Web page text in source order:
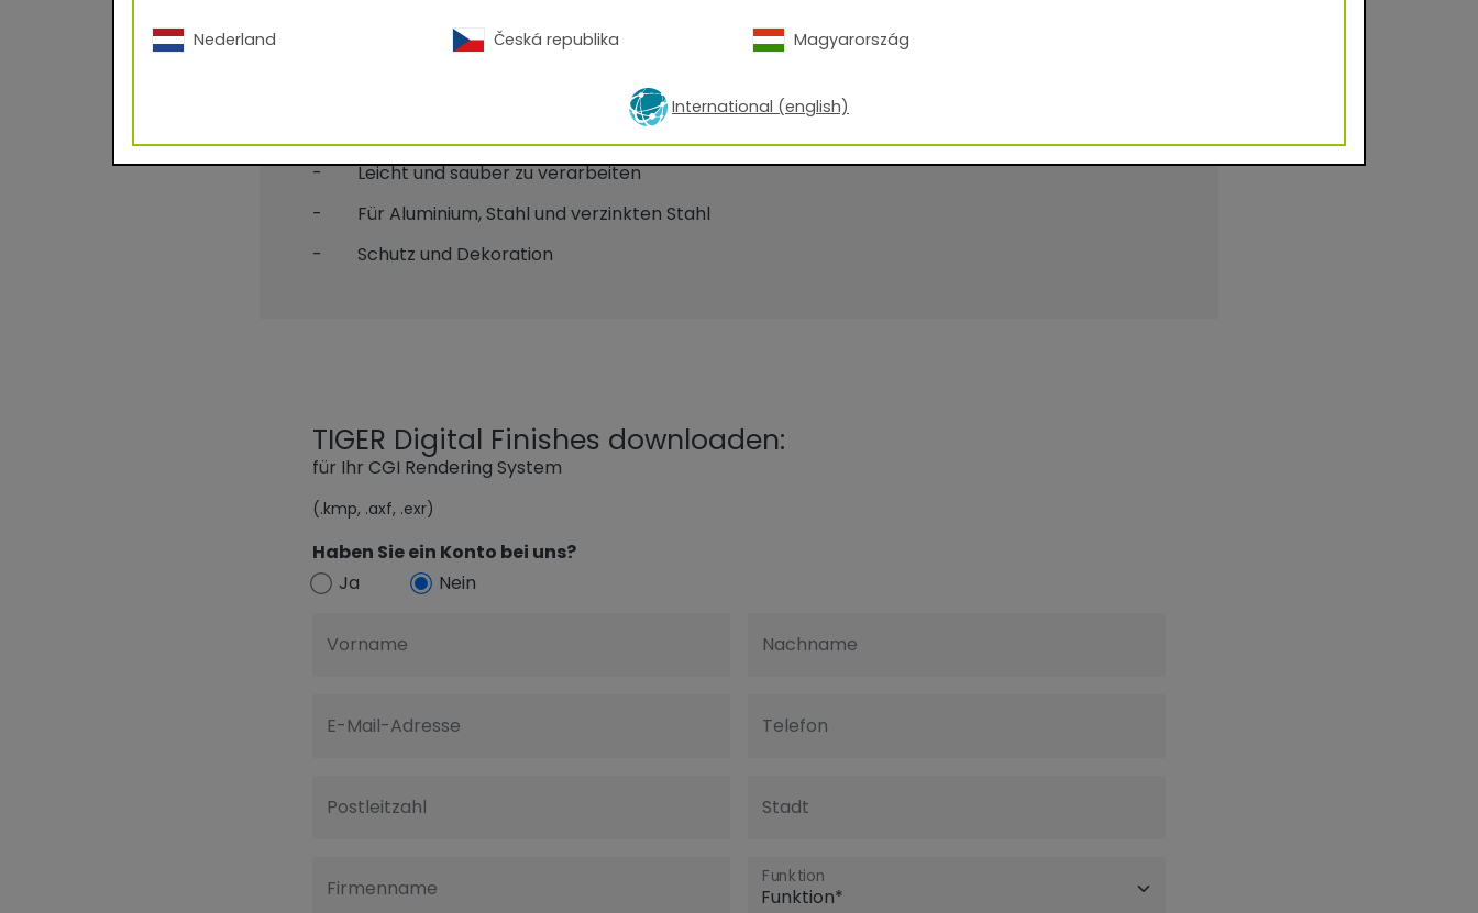
- Seidenglänzende Oberfläche
- Nahezu 100%iger Materialnutzungsgrad
- Leicht und sauber zu verarbeiten
- Für Aluminium, Stahl und verzinkten Stahl
- Schutz und Dekoration
TIGER Digital Finishes downloaden:
für Ihr CGI Rendering System
(.kmp, .axf, .exr)
Haben Sie ein Konto bei uns?
Ja
Nein
Vorname Nachname
E-Mail-Adresse Telefon
Postleitzahl Stadt
Firmenname Funktion
Nederland Česká republika Magyarország
International (english)